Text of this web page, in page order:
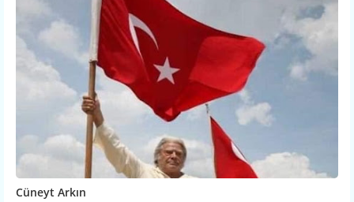
Cüneyt Arkın